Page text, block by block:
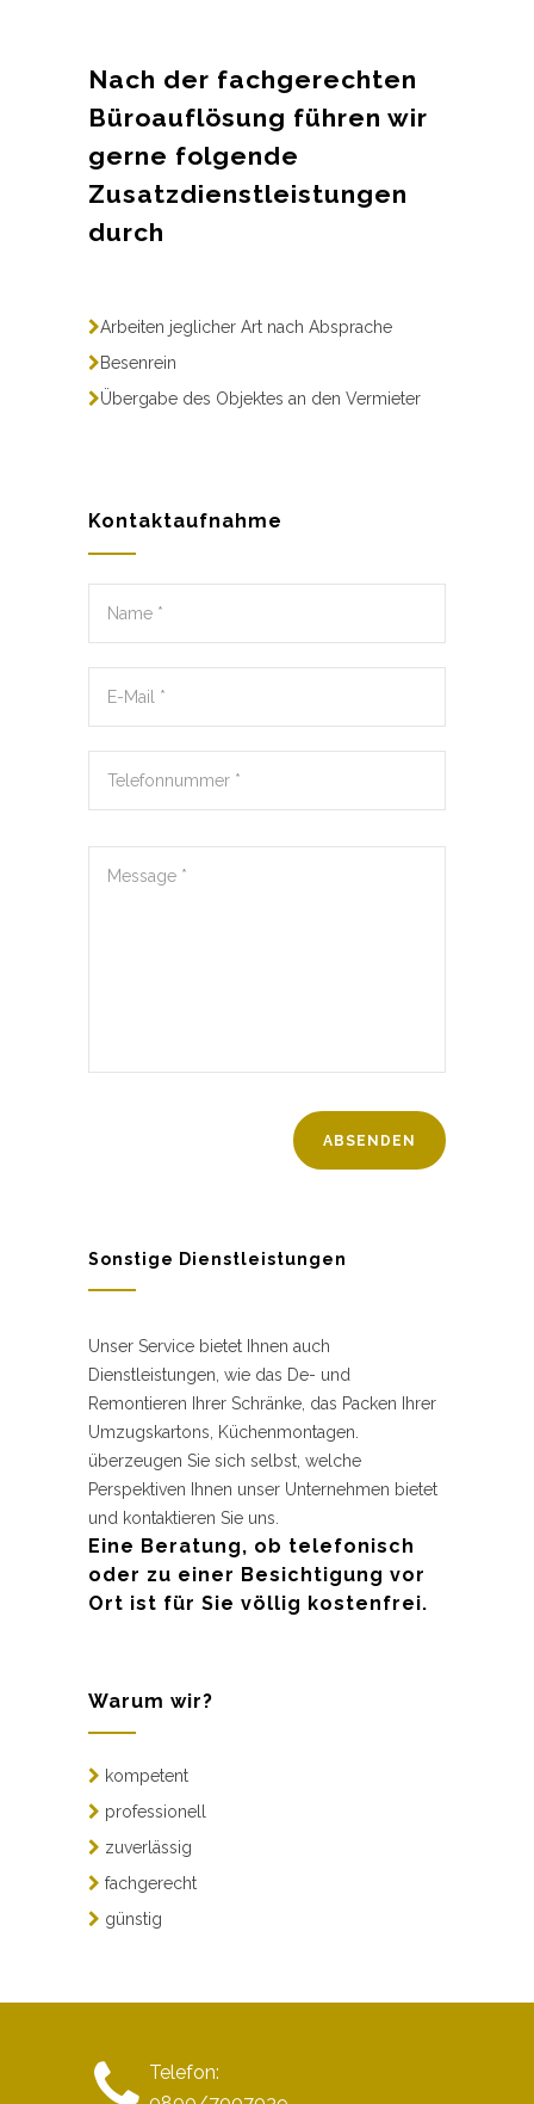
Nach der fachgerechten
Büroauflösung führen wir
gerne folgende
Zusatzdienstleistungen
durch
Arbeiten jeglicher Art nach Absprache
Besenrein
Übergabe des Objektes an den Vermieter
Kontaktaufnahme
Sonstige Dienstleistungen
Unser Service bietet Ihnen auch
Dienstleistungen, wie das De- und
Remontieren Ihrer Schränke, das Packen Ihrer
Umzugskartons, Küchenmontagen.
überzeugen Sie sich selbst, welche
Perspektiven Ihnen unser Unternehmen bietet
und kontaktieren Sie uns.
Eine Beratung, ob telefonisch
oder zu einer Besichtigung vor
Ort ist für Sie völlig kostenfrei.
Warum wir?
kompetent
professionell
zuverlässig
fachgerecht
günstig
Telefon: